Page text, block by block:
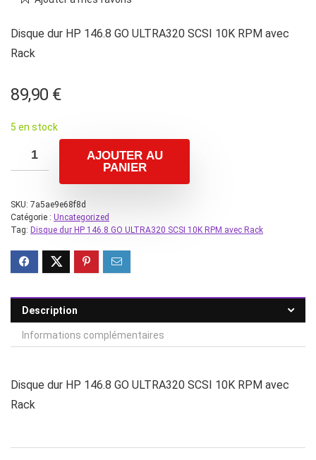
Disque dur HP 146.8 GO ULTRA320 SCSI 10K RPM avec
Rack
89,90 €
5 en stock
AJOUTER AU
PANIER
SKU: 7a5ae9e68f8d
Catégorie : Uncategorized
Tag: Disque dur HP 146.8 GO ULTRA320 SCSI 10K RPM avec Rack
Description
Informations complémentaires
Disque dur HP 146.8 GO ULTRA320 SCSI 10K RPM avec
Rack